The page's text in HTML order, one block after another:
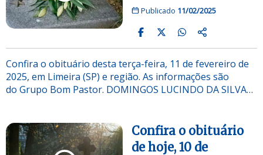
Publicado 11/02/2025
Confira o obituário desta terça-feira, 11 de fevereiro de
2025, em Limeira (SP) e região. As informações são
do Grupo Bom Pastor. DOMINGOS LUCINDO DA SILVA…
Confira o obituário
de hoje, 10 de